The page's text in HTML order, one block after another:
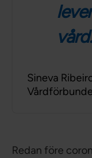
vård.
Sineva
Redan före